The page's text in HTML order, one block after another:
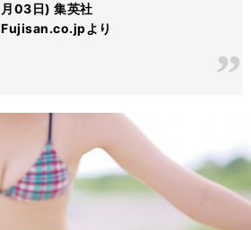
月03日) 集英社
Fujisan.co.jpより